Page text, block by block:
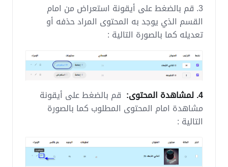
3. قم بالضغط على أيقونة استعراض من امام
القسم الذي يوجد به المحتوى المراد حذفه أو
تعديله كما بالصورة التالية :
4. لمشاهدة المحتوى:
قم بالضغط على أيقونة
مشاهدة امام المحتوى المطلوب كما بالصورة
التالية :